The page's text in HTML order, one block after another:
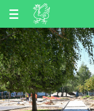
TT
EN
RU